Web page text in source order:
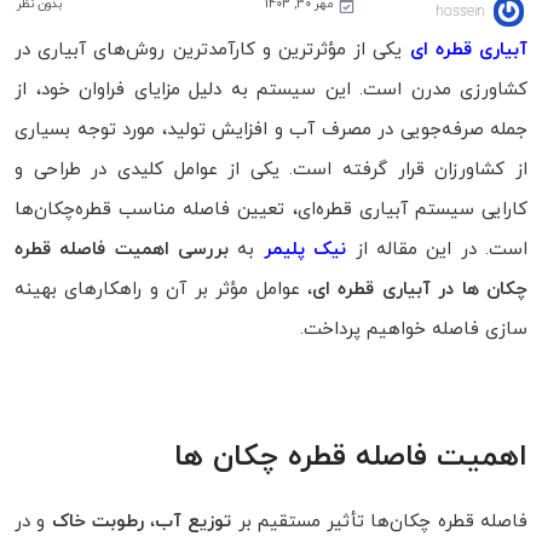
hossein مهر 30, 1403 بدون نظر
آبیاری قطره‌ ای یکی از مؤثرترین و کارآمدترین روش‌های آبیاری در
کشاورزی مدرن است. این سیستم به دلیل مزایای فراوان خود، از
جمله صرفه‌جویی در مصرف آب و افزایش تولید، مورد توجه بسیاری
از کشاورزان قرار گرفته است. یکی از عوامل کلیدی در طراحی و
کارایی سیستم آبیاری قطره‌ای، تعیین فاصله مناسب قطره‌چکان‌ها
است. در این مقاله از نیک پلیمر به بررسی اهمیت فاصله قطره
چکان ها در آبیاری قطره ای، عوامل مؤثر بر آن و راهکارهای بهینه‌
سازی فاصله خواهیم پرداخت.
اهمیت فاصله قطره‌ چکان‌ ها
فاصله قطره‌ چکان‌ها تأثیر مستقیم بر توزیع آب،رطوبت خاک و در